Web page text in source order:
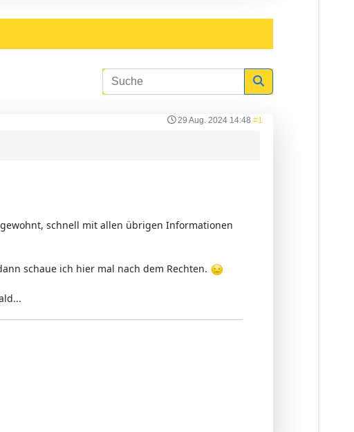
29 Aug. 2024 14:48 #1
schnell mit allen übrigen Informationen
schaue ich hier mal nach dem Rechten.